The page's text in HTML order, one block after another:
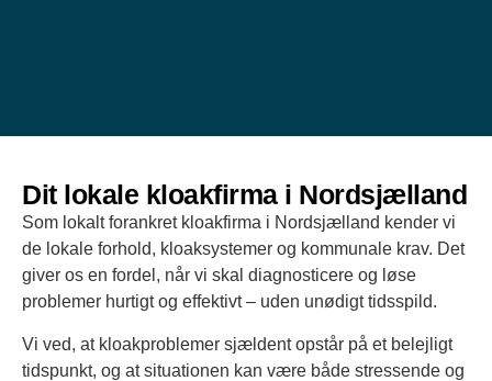
Dit lokale kloakfirma i Nordsjælland
Som lokalt forankret kloakfirma i Nordsjælland kender vi
de lokale forhold, kloaksystemer og kommunale krav. Det
giver os en fordel, når vi skal diagnosticere og løse
problemer hurtigt og effektivt – uden unødigt tidsspild.
Vi ved, at kloakproblemer sjældent opstår på et belejligt
tidspunkt, og at situationen kan være både stressende og